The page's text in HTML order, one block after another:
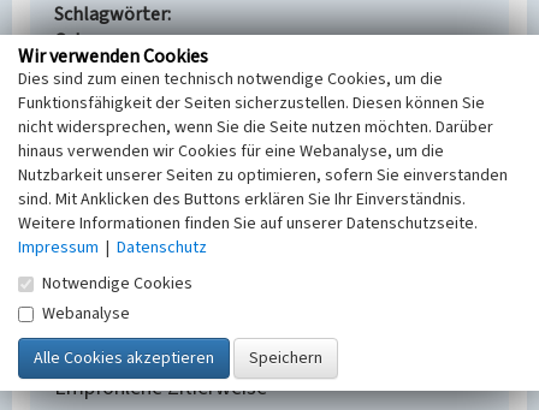
Schlagwörter
Ort
Cantdorf
Alternativer Ortsname
Konopotna
Fachsicht(en)
Denkmalpflege
Erfassungsmaßstab
Keine Angabe
Erfassungsmethode
Übernahme aus externer Fachdatenbank
Empfohlene Zitierweise
Wir verwenden Cookies
Dies sind zum einen technisch notwendige Cookies, um die
Funktionsfähigkeit der Seiten sicherzustellen. Diesen können Sie
nicht widersprechen, wenn Sie die Seite nutzen möchten. Darüber
hinaus verwenden wir Cookies für eine Webanalyse, um die
Nutzbarkeit unserer Seiten zu optimieren, sofern Sie einverstanden
sind. Mit Anklicken des Buttons erklären Sie Ihr Einverständnis.
Weitere Informationen finden Sie auf unserer Datenschutzseite.
Impressum | Datenschutz
Notwendige Cookies
Webanalyse